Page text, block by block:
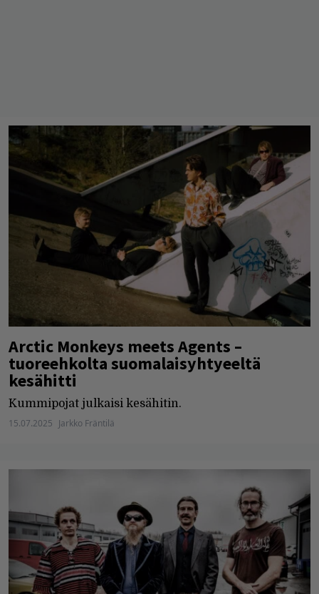
Arctic Monkeys meets Agents –
tuoreehkolta suomalaisyhtyeeltä
kesähitti
Kummipojat julkaisi kesähitin.
15.07.2025 Jarkko Fräntilä